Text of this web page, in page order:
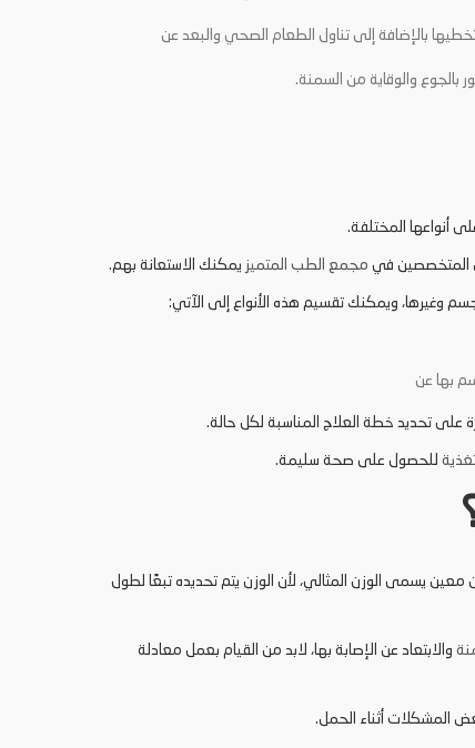
بالإضافة إلى تناول الطعام الصحي والبعد عن
بالجوع والوقاية من السمنة.
أنواعها المختلفة.
المتخصصين في مجمع الطب المتميز يمكنك الاستعانة بهم.
وغيرها، ويمكنك تقسيم هذه الأنواع إلى الآتي:
بها عن
على تحديد خطة العلاج المناسبة لكل حالة.
للحصول على صحة سليمة.
يسمى الوزن المثالي، لأن الوزن يتم تحديده تبعًا لطول
والابتعاد عن الإصابة بها، لابد من القيام بعمل معادلة
المشكلات أثناء الحمل.